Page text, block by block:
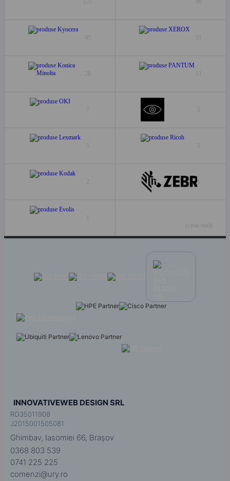
45 31
28
7 5
5 5
2
și mai mulți
INNOVATIVEWEB DESIGN SRL
RO35011908
J2015001505081
Ghimbav, Iasomiei 66, Brașov
0368 803 539
0741 225 225
comenzi@ury.ro